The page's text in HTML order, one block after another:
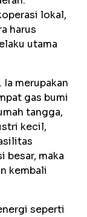
lokal,
harus
utama
merupakan
gas bumi
tangga,
kecil,
besar, maka
kembali
seperti